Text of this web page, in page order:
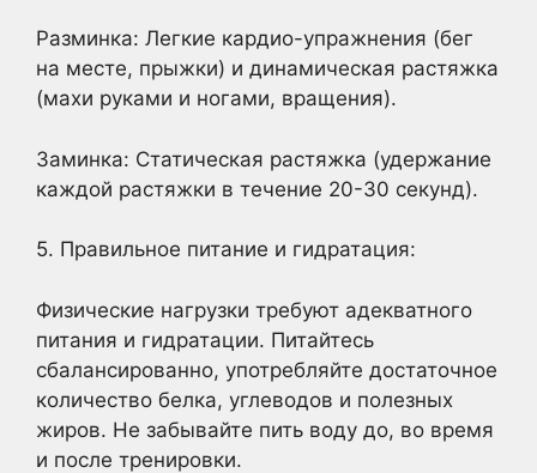
Разминка: Легкие кардио-упражнения (бег
на месте, прыжки) и динамическая растяжка
(махи руками и ногами, вращения).
Заминка: Статическая растяжка (удержание
каждой растяжки в течение 20-30 секунд).
5. Правильное питание и гидратация:
Физические нагрузки требуют адекватного
питания и гидратации. Питайтесь
сбалансированно, употребляйте достаточное
количество белка, углеводов и полезных
жиров. Не забывайте пить воду до, во время
и после тренировки.